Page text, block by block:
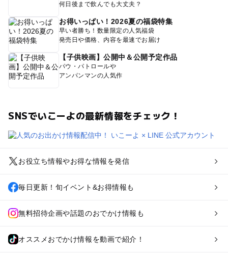
何日後まで飲んでも大丈夫？
お得いっぱい！2026夏の福袋特集
早い者勝ち！数量限定の人気福袋
発売日や価格、内容を最速でお届け
【子供映画】公開中＆公開予定作品
パウ・パトロールや
アンパンマンの人気作
SNSでいこーよの最新情報をチェック！
お役立ち情報やお得な情報を発信
毎日更新！旬イベント&お得情報も
無料招待企画や話題のおでかけ情報も
オススメおでかけ情報を動画で紹介！